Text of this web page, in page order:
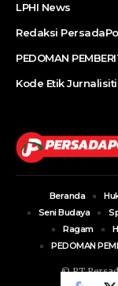
LPHI News
Redaksi
PEDOMAN
Kode Etik
© PT
Beranda
Seni Budaya
Ragam
PEDOMAN